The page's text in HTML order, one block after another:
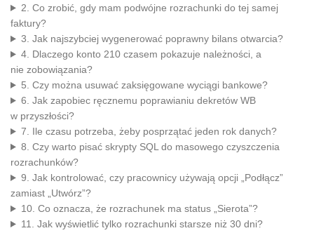
2. Co zrobić, gdy mam podwójne rozrachunki do tej samej
faktury?
3. Jak najszybciej wygenerować poprawny bilans otwarcia?
4. Dlaczego konto 210 czasem pokazuje należności, a
nie zobowiązania?
5. Czy można usuwać zaksięgowane wyciągi bankowe?
6. Jak zapobiec ręcznemu poprawianiu dekretów WB
w przyszłości?
7. Ile czasu potrzeba, żeby posprzątać jeden rok danych?
8. Czy warto pisać skrypty SQL do masowego czyszczenia
rozrachunków?
9. Jak kontrolować, czy pracownicy używają opcji „Podłącz”
zamiast „Utwórz”?
10. Co oznacza, że rozrachunek ma status „Sierota”?
11. Jak wyświetlić tylko rozrachunki starsze niż 30 dni?